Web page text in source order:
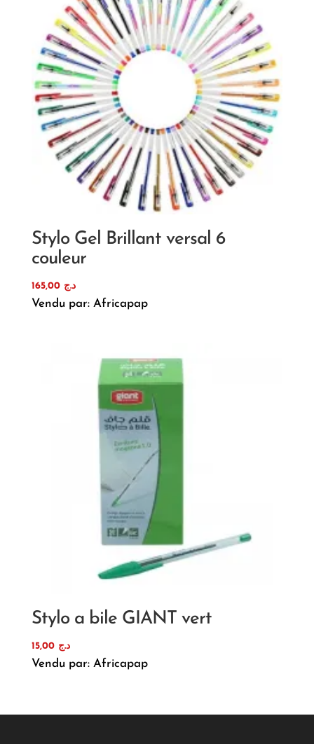
Stylo Gel Brillant versal 6
couleur
د.ج 165,00
Vendu par: Africapap
Stylo a bile GIANT vert
د.ج 15,00
Vendu par: Africapap